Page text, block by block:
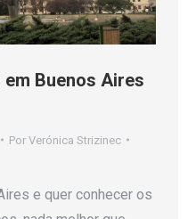
Buenos Aires
Por Verónica Strizinec
e quer conhecer os